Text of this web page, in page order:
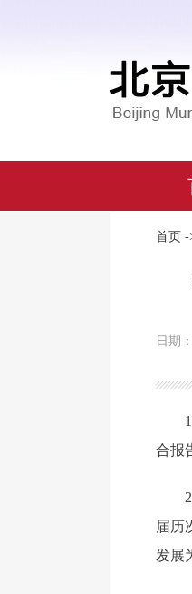
首页 -
日期
合报
届历
发展